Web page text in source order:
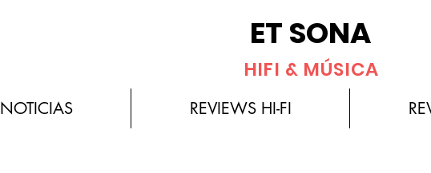
ET SONA
HIFI & MÚSICA
NOTICIAS REVIEWS HI-FI